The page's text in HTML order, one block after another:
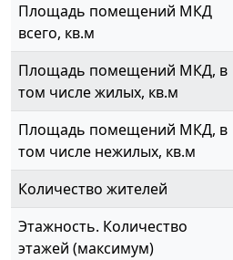
Площадь помещений МКД
всего, кв.м
Площадь помещений МКД, в
том числе жилых, кв.м
Площадь помещений МКД, в
том числе нежилых, кв.м
Количество жителей
Этажность. Количество
этажей (максимум)